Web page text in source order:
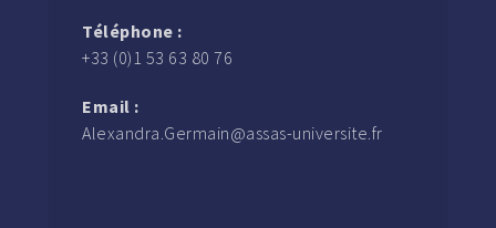
Téléphone :
+33 (0)1 53 63 80 76
Email :
Alexandra.Germain@assas-universite.fr